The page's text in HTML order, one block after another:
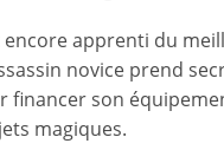
apprenti du
novice prend
financer son
magiques.